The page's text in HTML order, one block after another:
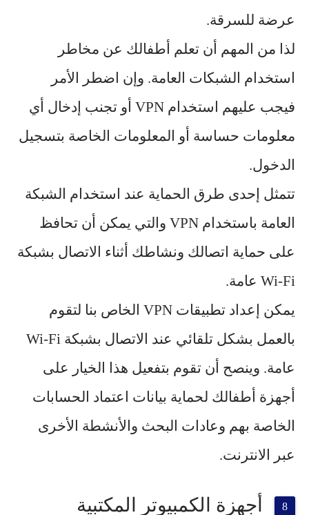
عرضة للسرقة.
لذا من المهم أن تعلم أطفالك عن مخاطر
استخدام الشبكات العامة. وإن اضطر الأمر
فيجب عليهم استخدام VPN أو تجنب إدخال أي
معلومات حساسة أو المعلومات الخاصة بتسجيل
الدخول.
تتمثل إحدى طرق الحماية عند استخدام الشبكة
العامة باستخدام VPN والتي يمكن أن تحافظ
على حماية اتصالك ونشاطك أثناء الاتصال بشبكة
Wi-Fi عامة.
يمكن إعداد تطبيقات VPN الخاص بنا لتقوم
بالعمل بشكل تلقائي عند الاتصال بشبكة Wi-Fi
عامة. وينصح أن تقوم بتفعيل هذا الخيار على
أجهزة أطفالك لحماية بيانات اعتماد الحسابات
الخاصة بهم وعادات البحث والأنشطة الأخرى
عبر الانترنت.
أجهزة الكمبيوتر المكتبية